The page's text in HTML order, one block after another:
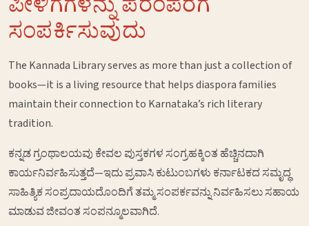
ಸಂಪರ್ಕಿಸುವುದು
The Kannada Library serves as more than just a collection of
books—it is a living resource that helps diaspora families
maintain their connection to Karnataka’s rich literary
tradition.
ಕನ್ನಡ ಗ್ರಂಥಾಲಯವು ಕೇವಲ ಪುಸ್ತಕಗಳ ಸಂಗ್ರಹಕ್ಕಿಂತ ಹೆಚ್ಚಿನದಾಗಿ
ಕಾರ್ಯನಿರ್ವಹಿಸುತ್ತದೆ—ಇದು ಪ್ರವಾಸಿ ಕುಟುಂಬಗಳು ಕರ್ನಾಟಕದ ಸಮೃದ್ಧ
ಸಾಹಿತ್ಯಿಕ ಸಂಪ್ರದಾಯದೊಂದಿಗೆ ತಮ್ಮ ಸಂಪರ್ಕವನ್ನು ನಿರ್ವಹಿಸಲು ಸಹಾಯ
ಮಾಡುವ ಜೀವಂತ ಸಂಪನ್ಮೂಲವಾಗಿದೆ.